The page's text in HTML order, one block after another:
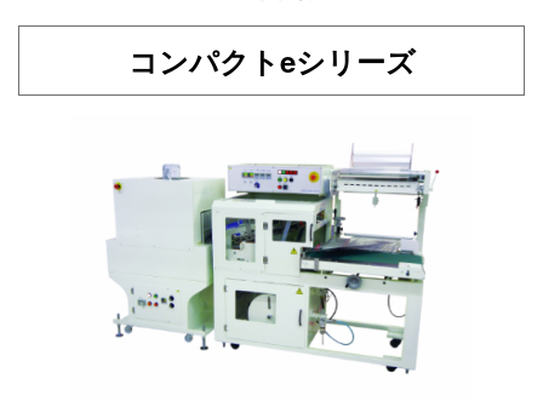
コンパクトeシリーズ